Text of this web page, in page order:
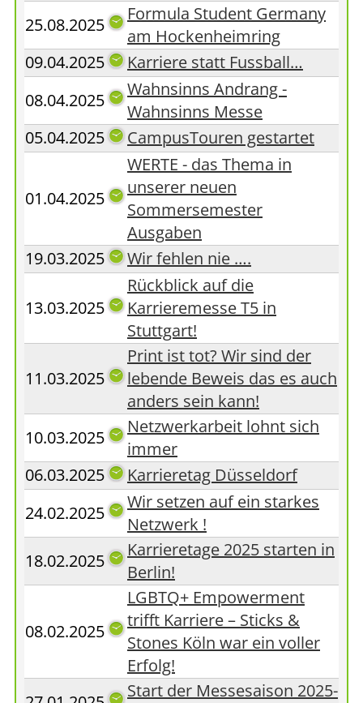
25.08.2025
Formula Student Germany
am Hockenheimring
09.04.2025
Karriere statt Fussball…
08.04.2025
Wahnsinns Andrang -
Wahnsinns Messe
05.04.2025
CampusTouren gestartet
01.04.2025
WERTE - das Thema in
unserer neuen
Sommersemester
Ausgaben
19.03.2025
Wir fehlen nie ….
13.03.2025
Rückblick auf die
Karrieremesse T5 in
Stuttgart!
11.03.2025
Print ist tot? Wir sind der
lebende Beweis das es auch
anders sein kann!
10.03.2025
Netzwerkarbeit lohnt sich
immer
06.03.2025
Karrieretag Düsseldorf
24.02.2025
Wir setzen auf ein starkes
Netzwerk !
18.02.2025
Karrieretage 2025 starten in
Berlin!
08.02.2025
LGBTQ+ Empowerment
trifft Karriere – Sticks &
Stones Köln war ein voller
Erfolg!
Start der Messesaison 2025-